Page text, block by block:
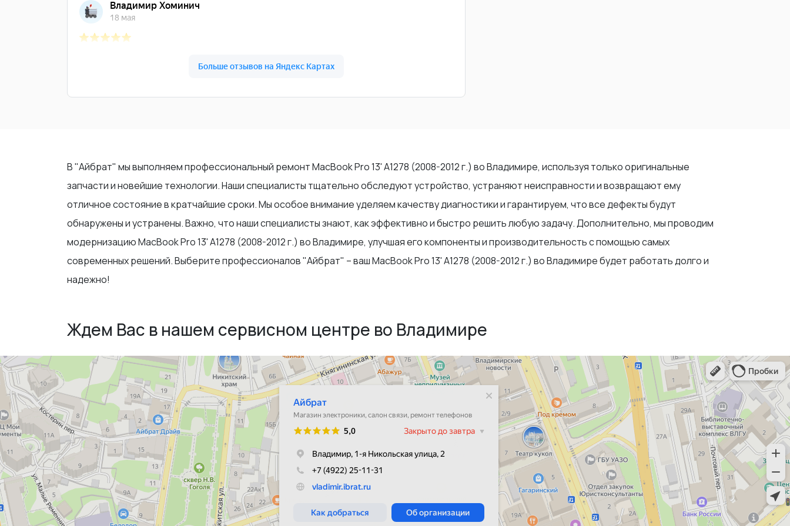
В "Айбрат" мы выполняем профессиональный ремонт MacBook Pro 13' A1278 (2008-2012 г.) во Владимире, используя только оригинальные
запчасти и новейшие технологии. Наши специалисты тщательно обследуют устройство, устраняют неисправности и возвращают ему
отличное состояние в кратчайшие сроки. Мы особое внимание уделяем качеству диагностики и гарантируем, что все дефекты будут
обнаружены и устранены. Важно, что наши специалисты знают, как эффективно и быстро решить любую задачу. Дополнительно, мы проводим
модернизацию MacBook Pro 13' A1278 (2008-2012 г.) во Владимире, улучшая его компоненты и производительность с помощью самых
современных решений. Выберите профессионалов "Айбрат" – ваш MacBook Pro 13' A1278 (2008-2012 г.) во Владимире будет работать долго и
надежно!
Ждем Вас в нашем сервисном центре во Владимире